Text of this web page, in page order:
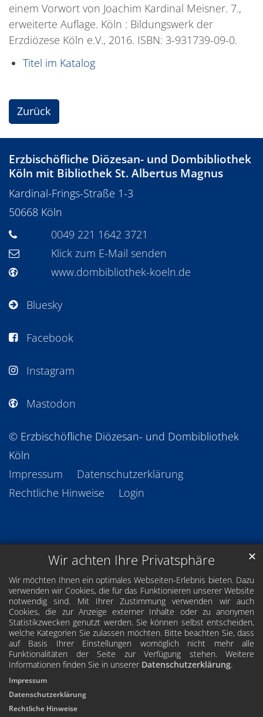
Wir achten Ihre Privatsphäre
Wir möchten Ihnen ein optimales Webseiten-Erlebnis bieten. Dazu
verwenden wir Cookies, die für das Funktionieren unserer Website
notwendig sind. Mit Ihrer Zustimmung verwenden wir auch
Cookies, die zur Anzeige externer Inhalte oder zu anonymen
Statistikzwecken genutzt werden. Sie können selbst entscheiden,
welche Kategorien Sie zulassen möchten. Bitte beachten Sie, dass
auf Basis Ihrer Einstellungen womöglich nicht mehr alle
Funktionalitäten der Seite zur Verfügung stehen. Weitere
Informationen finden Sie in unserer Datenschutzerklärung.
✕
Impressum
Datenschutzerklärung
Rechtliche Hinweise
einem Vorwort von Joachim Kardinal Meisner. 7.,
erweiterte Auflage. Köln : Bildungswerk der
Erzdiözese Köln e.V., 2016. ISBN: 3-931739-09-0.
Titel im Katalog
Zurück
Erzbischöfliche Diözesan- und Dombibliothek
Köln mit Bibliothek St. Albertus Magnus
Kardinal-Frings-Straße 1-3
50668 Köln
0049 221 1642 3721
Klick zum E-Mail senden
www.dombibliothek-koeln.de
Bluesky
Facebook
Instagram
Mastodon
© Erzbischöfliche Diözesan- und Dombibliothek
Köln
Impressum
Datenschutzerklärung
Rechtliche Hinweise
Login